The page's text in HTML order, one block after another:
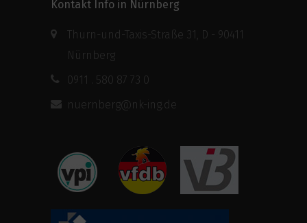
Kontakt Info in Nürnberg
Thurn-und-Taxis-Straße 31, D - 90411
Nürnberg
0911 . 580 87 73 0
nuernberg@nk-ing.de